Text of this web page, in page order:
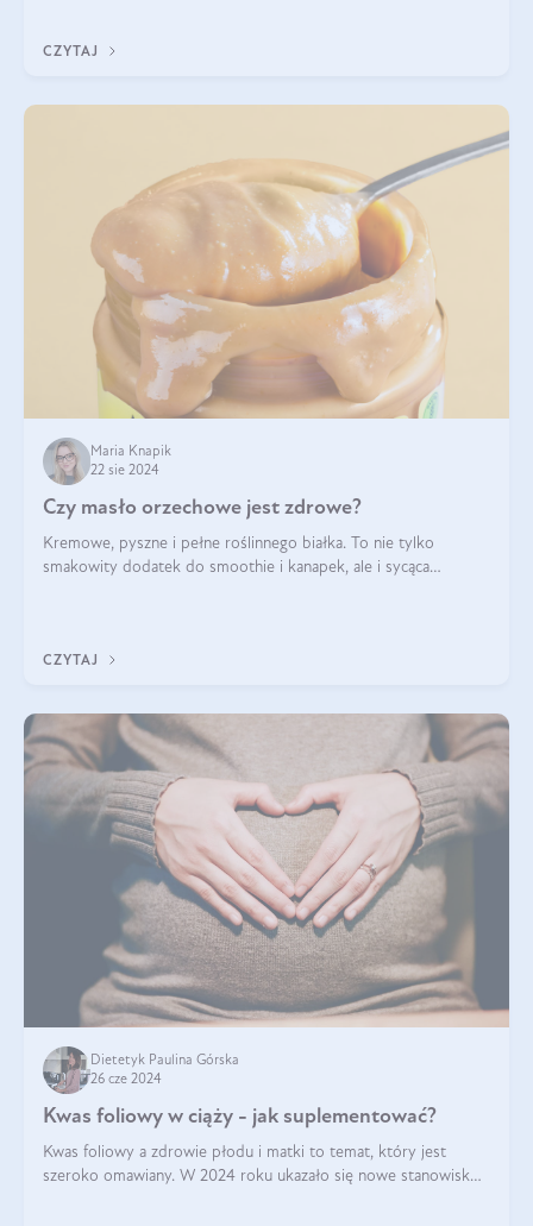
CZYTAJ
Maria Knapik
22 sie 2024
Czy masło orzechowe jest zdrowe?
Kremowe, pyszne i pełne roślinnego białka. To nie tylko
smakowity dodatek do smoothie i kanapek, ale i sycąca
CZYTAJ
Dietetyk Paulina Górska
26 cze 2024
Kwas foliowy w ciąży - jak suplementować?
Kwas foliowy a zdrowie płodu i matki to temat, który jest
szeroko omawiany. W 2024 roku ukazało się nowe stanowisko